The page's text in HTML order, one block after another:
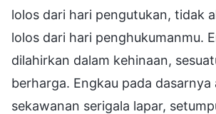
lolos dari hari pengutukan, tidak
lolos dari hari penghukumanmu.
dilahirkan dalam kehinaan,
berharga. Engkau pada dasarnya
sekawanan serigala lapar,